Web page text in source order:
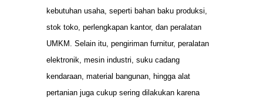
kebutuhan usaha, seperti bahan baku produksi,
stok toko, perlengkapan kantor, dan peralatan
UMKM. Selain itu, pengiriman furnitur, peralatan
elektronik, mesin industri, suku cadang
kendaraan, material bangunan, hingga alat
pertanian juga cukup sering dilakukan karena